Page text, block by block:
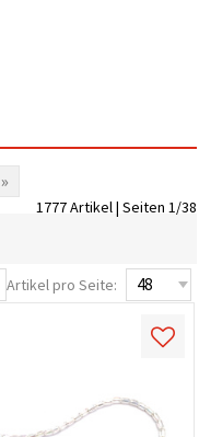
»
1777 Artikel | Seiten 1/38
Artikel pro Seite: